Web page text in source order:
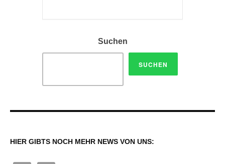
Suchen
SUCHEN
HIER GIBTS NOCH MEHR NEWS VON UNS: